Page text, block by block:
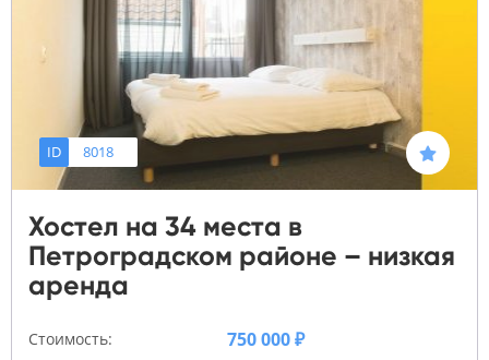
ID 8018
Хостел на 34 места в
Петроградском районе – низкая
аренда
Стоимость: 750 000 ₽